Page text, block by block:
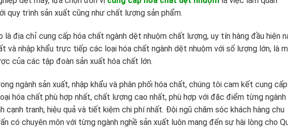
quy trình sản xuất cũng như chất lượng sản phẩm.
là địa chỉ cung cấp hóa chất ngành dệt nhuộm chất lượng, uy tín hàng đầu hiện
và nhập khẩu trực tiếp các loại hóa chất ngành dệt nhuộm với số lượng lớn, là
của các tập đoàn sản xuất hóa chất lớn.
ngành sản xuất, nhập khẩu và phân phối hóa chất, chúng tôi cam kết cung cấp
hóa chất phù hợp nhất, chất lượng cao nhất, phù hợp với đặc điểm từng ngành
cạnh tranh, hiệu quả và tiết kiệm chi phí nhất. Đội ngũ chăm sóc khách hàng chu
có chuyên môn với từng ngành nghề sản xuất luôn mang đến sự hài lòng cho